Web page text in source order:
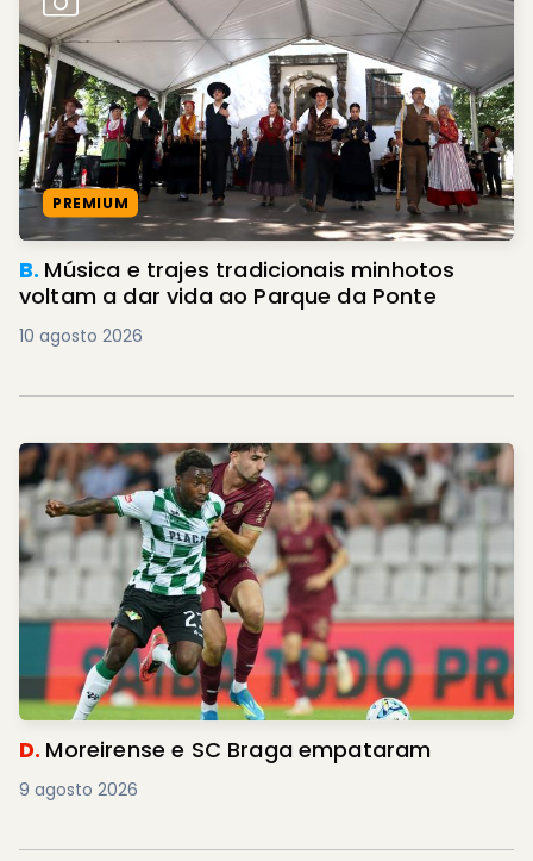
PREMIUM
B. Música e trajes tradicionais minhotos
voltam a dar vida ao Parque da Ponte
10 agosto 2026
D. Moreirense e SC Braga empataram
9 agosto 2026